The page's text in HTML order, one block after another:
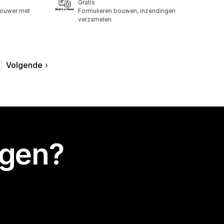
met
Gratis
Formulieren bouwen, inzendingen
verzamelen
Volgende